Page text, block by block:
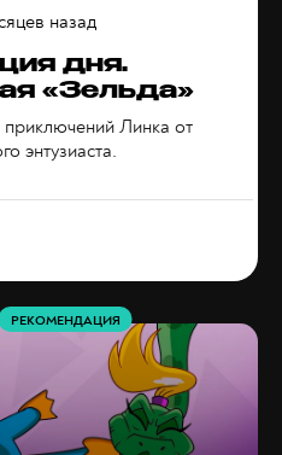
дня.
«Зельда»
Линка от
энтузиаста.
назад
РЕКОМЕНДАЦИЯ